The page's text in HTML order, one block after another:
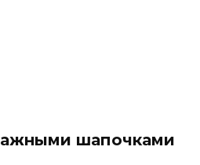
шапочками